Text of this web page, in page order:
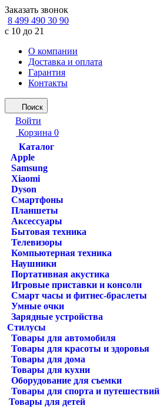
Заказать звонок
8 499 490 30 90
с 10 до 21
О компании
Доставка и оплата
Гарантия
Контакты
Поиск
Войти
Корзина 0
Каталог
Apple
Samsung
Xiaomi
Dyson
Смартфоны
Планшеты
Аксессуары
Бытовая техника
Телевизоры
Компьютерная техника
Наушники
Портативная акустика
Игровые приставки и консоли
Смарт часы и фитнес-браслеты
Умные очки
Зарядные устройства
Стилусы
Товары для автомобиля
Товары для красоты и здоровья
Товары для дома
Товары для кухни
Оборудование для съемки
Товары для спорта и путешествий
Товары для детей